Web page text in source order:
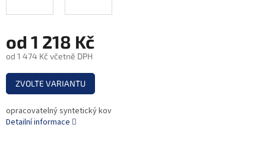
od 1 218 Kč
od 1 474 Kč včetně DPH
Měrná
cena:
ZVOLTE VARIANTU
opracovatelný syntetický kov
Detailní informace